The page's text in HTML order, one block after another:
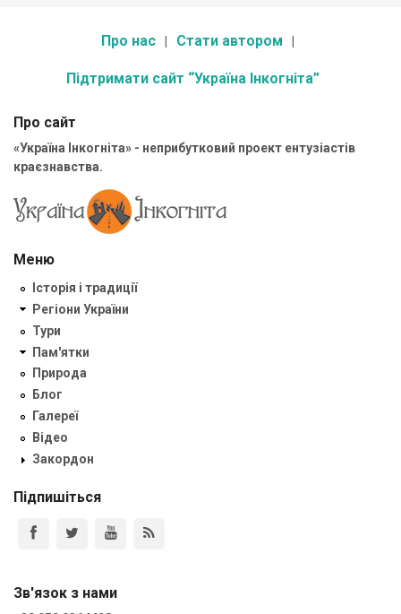
Про нас Стати автором
Підтримати сайт “Україна Інкогніта”
Про сайт
«Україна Інкогніта» - неприбутковий проект ентузіастів
краєзнавства.
Меню
Історія і традиції
Регіони України
Тури
Пам'ятки
Природа
Блог
Галереї
Відео
Закордон
Підпишіться
Зв'язок з нами